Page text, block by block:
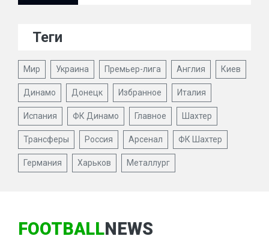
Теги
Мир Украина Премьер-лига Англия Киев
Динамо Донецк Избранное Италия
Испания ФК Динамо Главное Шахтер
Трансферы Россия Арсенал ФК Шахтер
Германия Харьков Металлург
FOOTBALLNEWS